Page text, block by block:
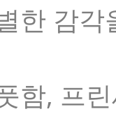
한 감
함, 프